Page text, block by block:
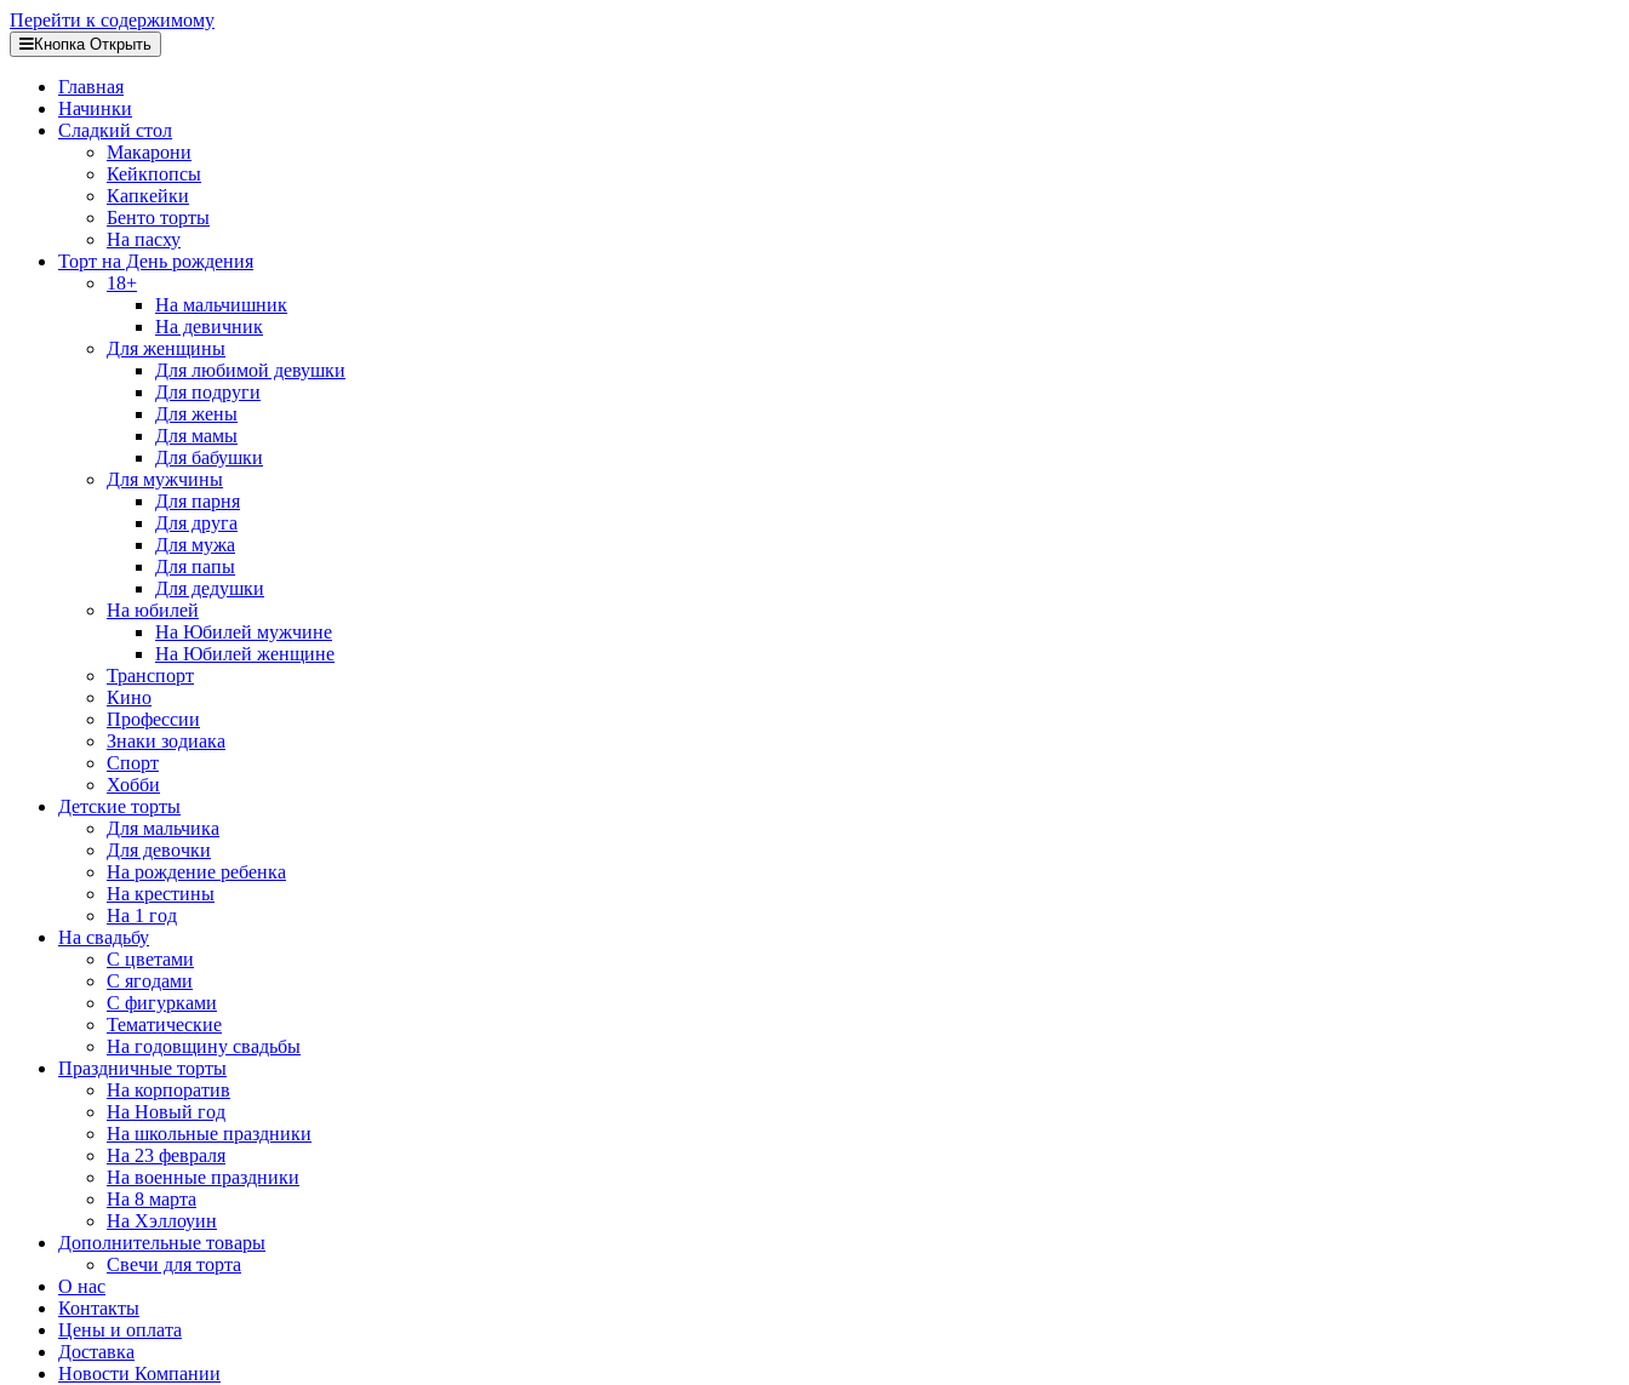
Перейти к содержимому
Кнопка Открыть
Главная
Начинки
Сладкий стол
Макарони
Кейкпопсы
Капкейки
Бенто торты
На пасху
Торт на День рождения
18+
На мальчишник
На девичник
Для женщины
Для любимой девушки
Для подруги
Для жены
Для мамы
Для бабушки
Для мужчины
Для парня
Для друга
Для мужа
Для папы
Для дедушки
На юбилей
На Юбилей мужчине
На Юбилей женщине
Транспорт
Кино
Профессии
Знаки зодиака
Спорт
Хобби
Детские торты
Для мальчика
Для девочки
На рождение ребенка
На крестины
На 1 год
На свадьбу
С цветами
С ягодами
С фигурками
Тематические
На годовщину свадьбы
Праздничные торты
На корпоратив
На Новый год
На школьные праздники
На 23 февраля
На военные праздники
На 8 марта
На Хэллоуин
Дополнительные товары
Свечи для торта
О нас
Контакты
Цены и оплата
Доставка
Новости Компании